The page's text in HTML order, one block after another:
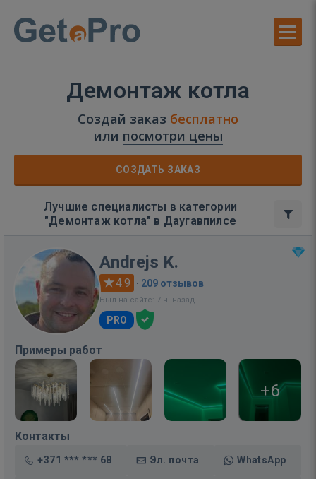
Демонтаж котла
Создай заказ бесплатно
или посмотри цены
СОЗДАТЬ ЗАКАЗ
Лучшие специалисты в категории
"Демонтаж котла" в Даугавпилсе
Andrejs K.
4.9 · 209 отзывов
Был на сайте: 7 ч. назад
PRO
Примеры работ
+6
Контакты
+371 *** *** 68 Эл. почта WhatsApp